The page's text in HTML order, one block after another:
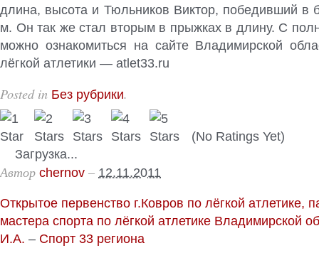
длина, высота и Тюльников Виктор, победивший в
м. Он так же стал вторым в прыжках в длину. С
можно ознакомиться на сайте Владимирской
лёгкой атлетики — atlet33.ru
Posted in Без рубрики.
(No Ratings Yet)
Загрузка...
Автор chernov – 12.11.2011
Открытое первенство г.Ковров по лёгкой атлетике,
мастера спорта по лёгкой атлетике Владимирской
И.А. – Спорт 33 региона